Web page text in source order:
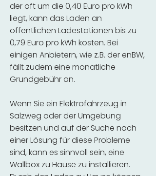
der oft um die 0,40 Euro pro kWh
liegt, kann das Laden an
öffentlichen Ladestationen bis zu
0,79 Euro pro kWh kosten. Bei
einigen Anbietern, wie z.B. der enBW,
fällt zudem eine monatliche
Grundgebühr an.
Wenn Sie ein Elektrofahrzeug in
Salzweg oder der Umgebung
besitzen und auf der Suche nach
einer Lösung für diese Probleme
sind, kann es sinnvoll sein, eine
Wallbox zu Hause zu installieren.